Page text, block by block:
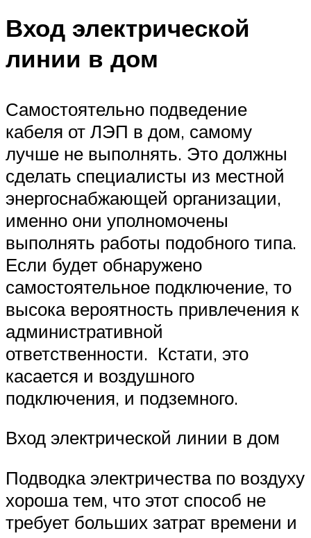
Вход электрической
линии в дом
Самостоятельно подведение
кабеля от ЛЭП в дом, самому
лучше не выполнять. Это должны
сделать специалисты из местной
энергоснабжающей организации,
именно они уполномочены
выполнять работы подобного типа.
Если будет обнаружено
самостоятельное подключение, то
высока вероятность привлечения к
административной
ответственности. Кстати, это
касается и воздушного
подключения, и подземного.
Вход электрической линии в дом
Подводка электричества по воздуху
хороша тем, что этот способ не
требует больших затрат времени и